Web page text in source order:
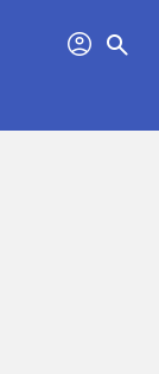
profil search